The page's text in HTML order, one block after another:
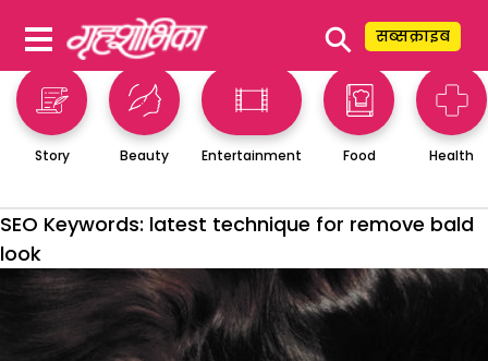
⚲ सब्सक्राइब
Story Beauty Entertainment Food Health
SEO Keywords: latest technique for remove bald
look